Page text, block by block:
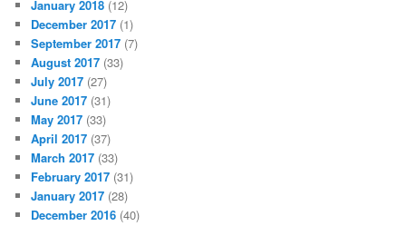
January 2018 (12)
December 2017 (1)
September 2017 (7)
August 2017 (33)
July 2017 (27)
June 2017 (31)
May 2017 (33)
April 2017 (37)
March 2017 (33)
February 2017 (31)
January 2017 (28)
December 2016 (40)